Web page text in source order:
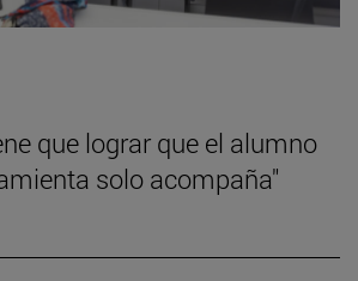
que lograr que el alumno
solo acompaña"